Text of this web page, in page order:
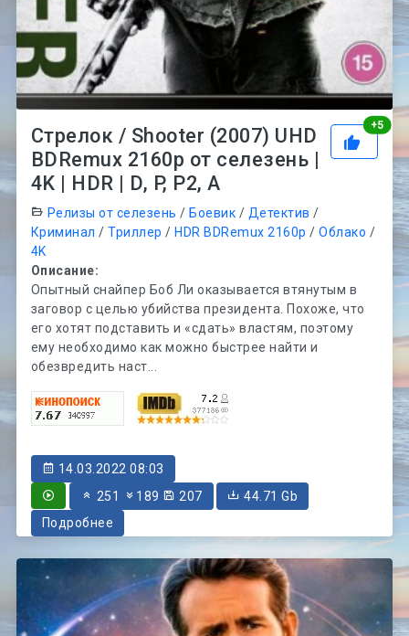
+5
Стрелок / Shooter (2007) UHD
BDRemux 2160p от селезень |
4K | HDR | D, P, P2, A
Релизы от селезень / Боевик / Детектив /
Криминал /Триллер / HDR BDRemux 2160p /Облако /
4K
Описание:
Опытный снайпер Боб Ли оказывается втянутым в
заговор с целью убийства президента. Похоже, что
его хотят подставить и «сдать» властям, поэтому
ему необходимо как можно быстрее найти и
обезвредить наст...
14.03.2022 08:03
251
189 207
44.71 Gb
Подробнее